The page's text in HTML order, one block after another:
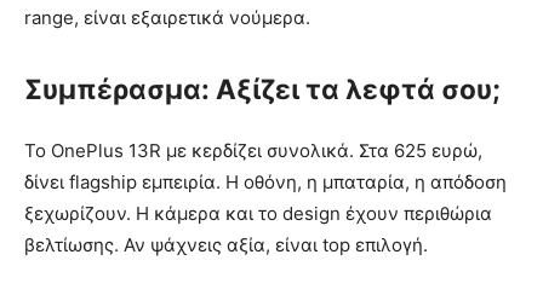
range, είναι εξαιρετικά νούμερα.
Συμπέρασμα: Αξίζει τα λεφτά σου;
Το OnePlus 13R με κερδίζει συνολικά. Στα 625 ευρώ,
δίνει flagship εμπειρία. Η οθόνη, η μπαταρία, η απόδοση
ξεχωρίζουν. Η κάμερα και το design έχουν περιθώρια
βελτίωσης. Αν ψάχνεις αξία, είναι top επιλογή.